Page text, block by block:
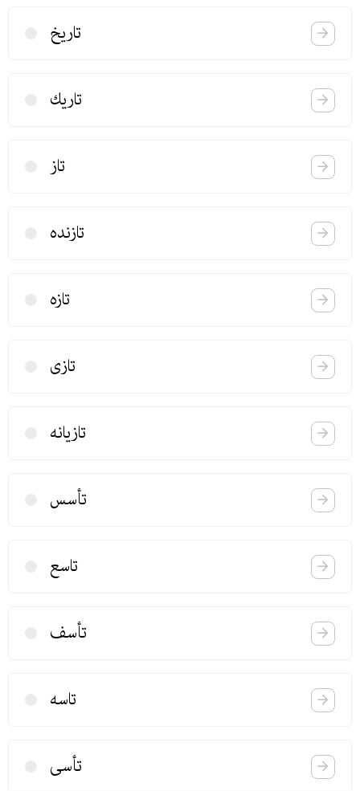
تاریخ
تاریك
تاز
تازنده
تازه
تازی
تازیانه
تأسس
تاسع
تأسف
تاسه
تأسی